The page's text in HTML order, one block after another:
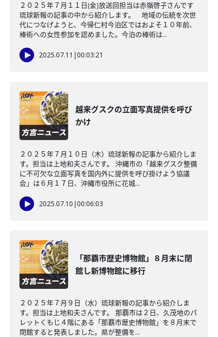
２０２５年７月１１日(金)放送回担当は赤嶺啓子さんです
琉球新報の記事の中から紹介します。 地域の伝統を次世
代につなげようと、今帰仁村今泊区ではおよそ１０年前、
棒術への女性参加を認めました。今泊の棒術は...
2025.07.11 |00:03:21
越来グスクの立面写真提供を呼び
かけ
２０２５年７月１０日（木）琉球新報の記事から紹介しま
す。担当は上地和夫さんです。 沖縄市の「越来グスク整備
に不可欠な立面写真を国内外に提供を呼び掛けよう協議
会」は６月１７日、沖縄市役所に花城...
2025.07.10 |00:06:03
「那覇市歴史博物館」８月末に閉
館し新博物館に移行
２０２５年７月９日（水）琉球新報の記事から紹介しま
す。担当は上地和夫さんです。 那覇市は２日、久茂地のパ
レットくもじ４階にある「那覇市歴史博物館」を８月末で
閉館すると発表しました。県が整備を...